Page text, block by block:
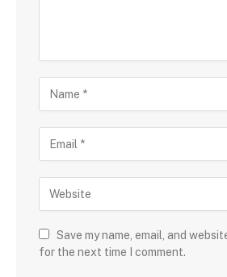
Save my name, email, and
for the next time I comment.